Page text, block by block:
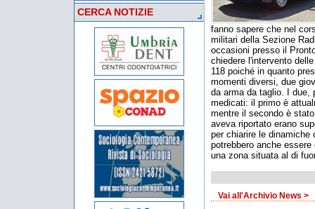
CERCA NOTIZIE
fanno sapere che nel
militari della Sezione
occasioni presso il
chiedere l'intervento
118 poiché in quanto
momenti diversi, due
da arma da taglio. I due,
medicati: il primo è
mentre il secondo è
aveva riportato erano
per chiarire le
potrebbero anche
una zona situata al di
Vai all'Archivio News >